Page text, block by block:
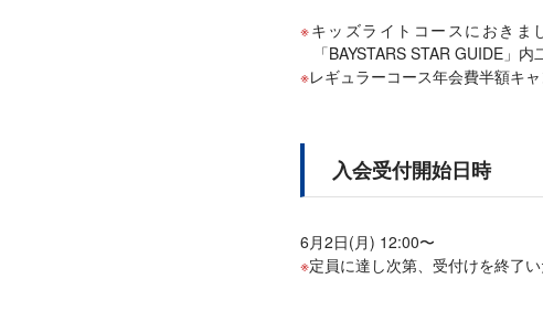
キッズライトコースにおきま
「BAYSTARS STAR GUIDE」
レギュラーコース年会費半額キ
入会受付開始日時
6月2日(月) 12:00〜
定員に達し次第、受付けを終了